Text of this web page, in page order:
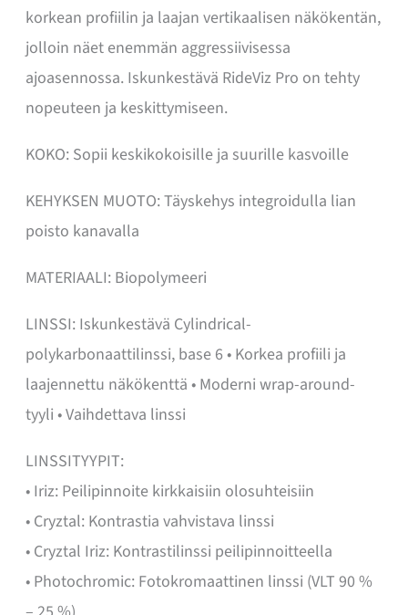
korkean profiilin ja laajan vertikaalisen näkökentän,
jolloin näet enemmän aggressiivisessa
ajoasennossa. Iskunkestävä RideViz Pro on tehty
nopeuteen ja keskittymiseen.
KOKO: Sopii keskikokoisille ja suurille kasvoille
KEHYKSEN MUOTO: Täyskehys integroidulla lian
poisto kanavalla
MATERIAALI: Biopolymeeri
LINSSI: Iskunkestävä Cylindrical-
polykarbonaattilinssi, base 6 • Korkea profiili ja
laajennettu näkökenttä • Moderni wrap-around-
tyyli • Vaihdettava linssi
LINSSITYYPIT:
• Iriz: Peilipinnoite kirkkaisiin olosuhteisiin
• Cryztal: Kontrastia vahvistava linssi
• Cryztal Iriz: Kontrastilinssi peilipinnoitteella
• Photochromic: Fotokromaattinen linssi (VLT 90 %